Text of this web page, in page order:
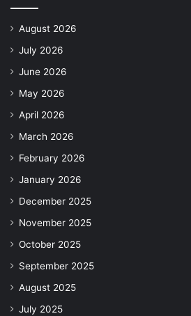
August 2026
July 2026
June 2026
May 2026
April 2026
March 2026
February 2026
January 2026
December 2025
November 2025
October 2025
September 2025
August 2025
July 2025